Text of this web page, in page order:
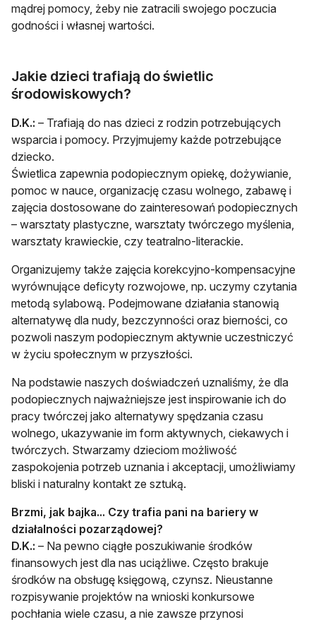
mądrej pomocy, żeby nie zatracili swojego poczucia
godności i własnej wartości.
Jakie dzieci trafiają do świetlic
środowiskowych?
D.K.: – Trafiają do nas dzieci z rodzin potrzebujących
wsparcia i pomocy. Przyjmujemy każde potrzebujące
dziecko.
Świetlica zapewnia podopiecznym opiekę, dożywianie,
pomoc w nauce, organizację czasu wolnego, zabawę i
zajęcia dostosowane do zainteresowań podopiecznych
– warsztaty plastyczne, warsztaty twórczego myślenia,
warsztaty krawieckie, czy teatralno-literackie.
Organizujemy także zajęcia korekcyjno-kompensacyjne
wyrównujące deficyty rozwojowe, np. uczymy czytania
metodą sylabową. Podejmowane działania stanowią
alternatywę dla nudy, bezczynności oraz bierności, co
pozwoli naszym podopiecznym aktywnie uczestniczyć
w życiu społecznym w przyszłości.
Na podstawie naszych doświadczeń uznaliśmy, że dla
podopiecznych najważniejsze jest inspirowanie ich do
pracy twórczej jako alternatywy spędzania czasu
wolnego, ukazywanie im form aktywnych, ciekawych i
twórczych. Stwarzamy dzieciom możliwość
zaspokojenia potrzeb uznania i akceptacji, umożliwiamy
bliski i naturalny kontakt ze sztuką.
Brzmi, jak bajka... Czy trafia pani na bariery w
działalności pozarządowej?
D.K.: – Na pewno ciągłe poszukiwanie środków
finansowych jest dla nas uciążliwe. Często brakuje
środków na obsługę księgową, czynsz. Nieustanne
rozpisywanie projektów na wnioski konkursowe
pochłania wiele czasu, a nie zawsze przynosi